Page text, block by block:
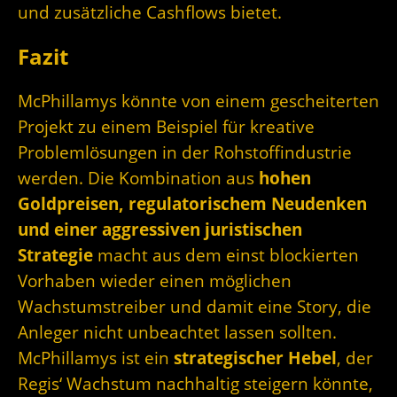
und zusätzliche Cashflows bietet.
Fazit
McPhillamys könnte von einem gescheiterten
Projekt zu einem Beispiel für kreative
Problemlösungen in der Rohstoffindustrie
werden. Die Kombination aus hohen
Goldpreisen, regulatorischem Neudenken
und einer aggressiven juristischen
Strategie macht aus dem einst blockierten
Vorhaben wieder einen möglichen
Wachstumstreiber und damit eine Story, die
Anleger nicht unbeachtet lassen sollten.
McPhillamys ist ein strategischer Hebel, der
Regis‘ Wachstum nachhaltig steigern könnte,